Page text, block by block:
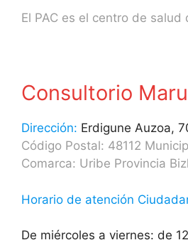
El PAC es el centro de salud
Consultorio
Dirección: Erdigune Auzoa,
Código Postal: 48112
Comarca: Uribe Provincia
Horario de atención
De miércoles a viernes: de